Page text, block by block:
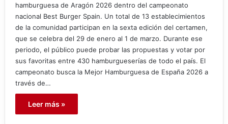
hamburguesa de Aragón 2026 dentro del campeonato
nacional Best Burger Spain. Un total de 13 establecimientos
de la comunidad participan en la sexta edición del certamen,
que se celebra del 29 de enero al 1 de marzo. Durante ese
periodo, el público puede probar las propuestas y votar por
sus favoritas entre 430 hamburgueserías de todo el país. El
campeonato busca la Mejor Hamburguesa de España 2026 a
través de…
Leer más »